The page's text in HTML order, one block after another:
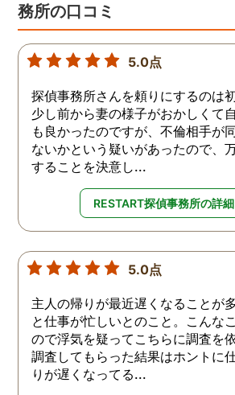
務所の口コミ
5.0点
探偵事務所さんを頼りにするのは
少し前から妻の様子がおかしくて
も良かったのですが、不倫相手が
ないかという疑いがあったので、
することを決意し...
RESTART探偵事務所の詳
5.0点
主人の帰りが最近遅くなることが
と仕事が忙しいとのこと。こんな
ので浮気を疑ってこちらに調査を
調査してもらった結果はホントに
りが遅くなってる...